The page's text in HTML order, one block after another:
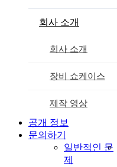
회사 소개
회사 소개
장비 쇼케이스
제작 영상
공개 정보
문의하기
일반적인 문
제